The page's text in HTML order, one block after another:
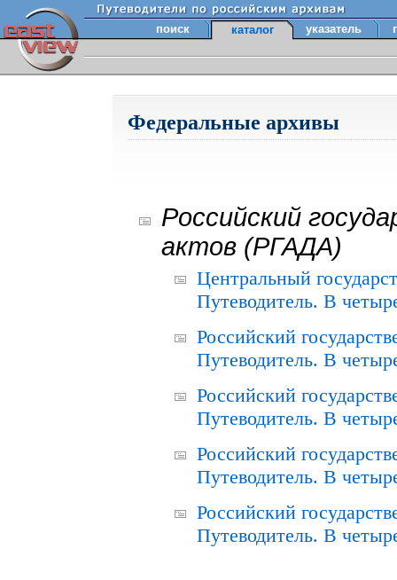
поиск каталог указатель
Федеральные архивы
Российский
актов (РГАДА)
Центральный
Путеводитель. В
Российский
Путеводитель. В
Российский
Путеводитель. В
Российский
Путеводитель. В
Российский
Путеводитель. В